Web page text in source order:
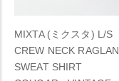
MIXTA (ミクスタ) L/S
CREW NECK RAGLAN
SWEAT SHIRT